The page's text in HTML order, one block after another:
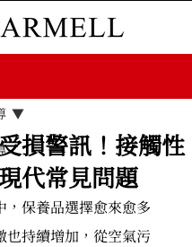
損警訊！接觸性
代常見問題
，保養品選擇愈來愈多
也持續增加，從空氣污